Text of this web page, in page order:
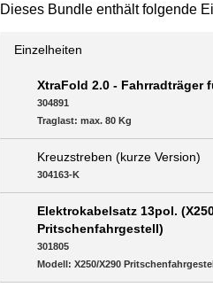
Dieses Bundle enthält folgende
Einzelheiten
XtraFold 2.0 - Fahrradträger
304891
Traglast: max. 80 Kg
Kreuzstreben (kurze Version)
304163-K
Elektrokabelsatz 13pol.
Pritschenfahrgestell)
301805
Modell: X250/X290